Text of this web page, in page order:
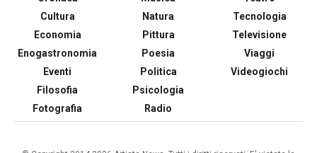
Cultura
Economia
Enogastronomia
Eventi
Filosofia
Fotografia
Natura
Pittura
Poesia
Politica
Psicologia
Radio
Tecnologia
Televisione
Viaggi
Videogiochi